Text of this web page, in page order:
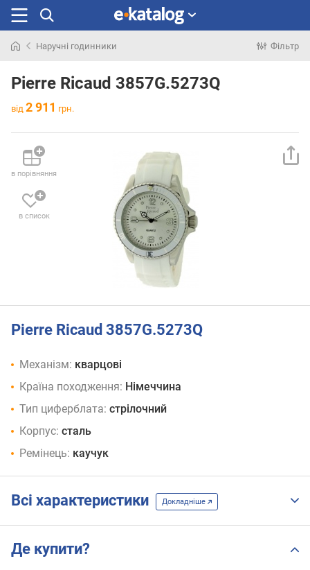
раніше
Наручні годинники Фільтр
Pierre Ricaud 3857G.5273Q
від 2 911 грн.
в порівняння
в список
Pierre Ricaud 3857G.5273Q
Механізм: кварцові
Країна походження: Німеччина
Тип циферблата: стрілочний
Корпус: сталь
Ремінець: каучук
Всі характеристики Докладніше
Де купити?